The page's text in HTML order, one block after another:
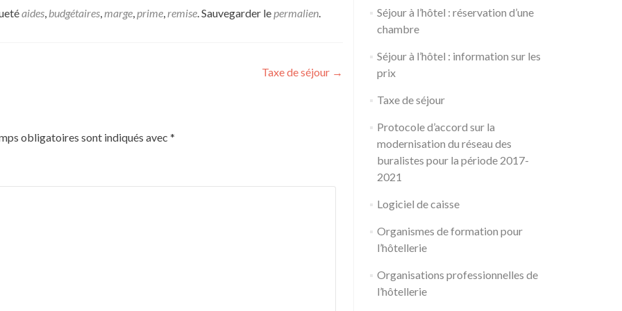
aides, budgétaires,marge,prime,remise. Sauvegarder lepermalien.
Taxe de séjour →
obligatoires sont indiqués avec *
Séjour à l’hôtel : réservation d’une
chambre
Séjour à l’hôtel : information sur les
prix
Taxe de séjour
Protocole d’accord sur la
modernisation du réseau des
buralistes pour la période 2017-
2021
Logiciel de caisse
Organismes de formation pour
l’hôtellerie
Organisations professionnelles de
l’hôtellerie